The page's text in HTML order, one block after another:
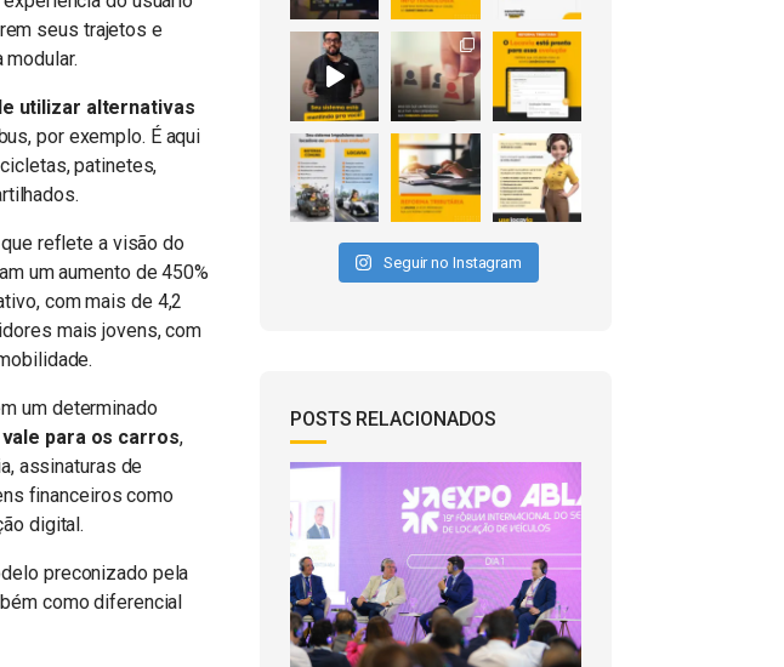
seus trajetos e
utilizar alternativas
por exemplo. É aqui
patinetes,
que reflete a visão do
um aumento de 450%
com mais de 4,2
mais jovens, com
um determinado
para os carros,
assinaturas de
financeiros como
digital.
preconizado pela
como diferencial
Seguir no Instagram
POSTS RELACIONADOS